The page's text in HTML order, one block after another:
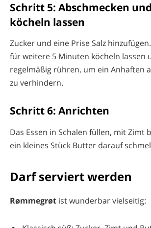
Schritt 5: Abschmecken
köcheln lassen
Zucker und eine Prise Salz
für weitere 5 Minuten köcheln lassen
regelmäßig rühren, um ein Anhaften
zu verhindern.
Schritt 6: Anrichten
Das Essen in Schalen füllen, mit Zimt
ein kleines Stück Butter darauf
Darf serviert werden
Rømmegrøt ist wunderbar vielseitig: